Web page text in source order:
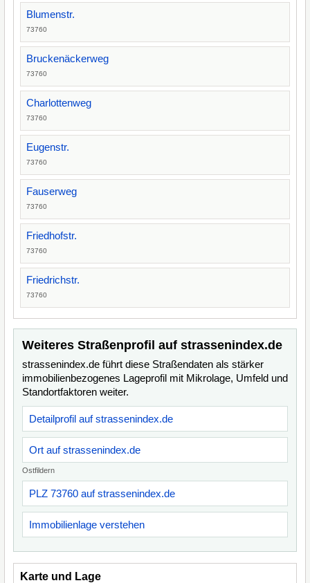
Blumenstr.
73760
Bruckenäckerweg
73760
Charlottenweg
73760
Eugenstr.
73760
Fauserweg
73760
Friedhofstr.
73760
Friedrichstr.
73760
Weiteres Straßenprofil auf strassenindex.de
strassenindex.de führt diese Straßendaten als stärker
immobilienbezogenes Lageprofil mit Mikrolage, Umfeld und
Standortfaktoren weiter.
Detailprofil auf strassenindex.de
Ort auf strassenindex.de
Ostfildern
PLZ 73760 auf strassenindex.de
Immobilienlage verstehen
Karte und Lage